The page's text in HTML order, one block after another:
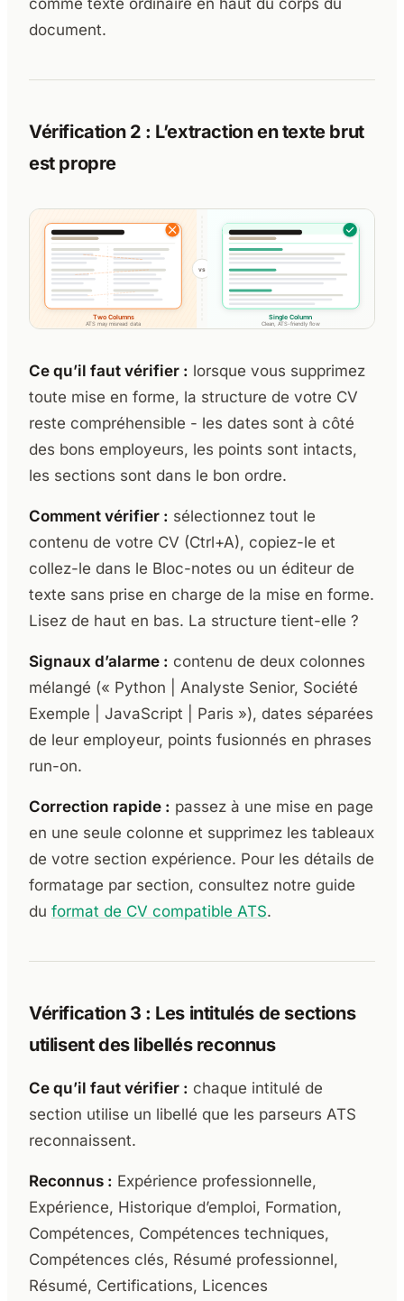
comme texte ordinaire en haut du corps du
document.
Vérification 2 : L’extraction en texte brut
est propre
Ce qu’il faut vérifier : lorsque vous supprimez
toute mise en forme, la structure de votre CV
reste compréhensible - les dates sont à côté
des bons employeurs, les points sont intacts,
les sections sont dans le bon ordre.
Comment vérifier : sélectionnez tout le
contenu de votre CV (Ctrl+A), copiez-le et
collez-le dans le Bloc-notes ou un éditeur de
texte sans prise en charge de la mise en forme.
Lisez de haut en bas. La structure tient-elle ?
Signaux d’alarme : contenu de deux colonnes
mélangé (« Python | Analyste Senior, Société
Exemple | JavaScript | Paris »), dates séparées
de leur employeur, points fusionnés en phrases
run-on.
Correction rapide : passez à une mise en page
en une seule colonne et supprimez les tableaux
de votre section expérience. Pour les détails de
formatage par section, consultez notre guide
du format de CV compatible ATS.
Vérification 3 : Les intitulés de sections
utilisent des libellés reconnus
Ce qu’il faut vérifier : chaque intitulé de
section utilise un libellé que les parseurs ATS
reconnaissent.
Reconnus : Expérience professionnelle,
Expérience, Historique d’emploi, Formation,
Compétences, Compétences techniques,
Compétences clés, Résumé professionnel,
Résumé, Certifications, Licences